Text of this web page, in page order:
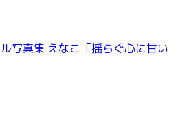
写真集 えなこ「揺らぐ心に甘い